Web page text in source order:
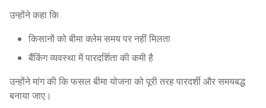
उन्होंने कहा कि
किसानों को बीमा क्लेम समय पर नहीं मिलता
बैंकिंग व्यवस्था में पारदर्शिता की कमी है
उन्होंने मांग की कि फसल बीमा योजना को पूरी तरह पारदर्शी और समयबद्ध
बनाया जाए।